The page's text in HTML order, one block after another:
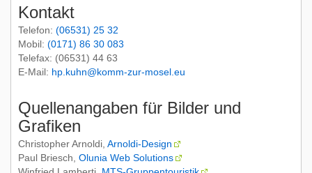
Termine und Treffpunkt
Römertouren
Weinbergstouren
Kontakt
Telefon: (06531) 25 32
Mobil: (0171) 86 30 083
Telefax: (06531) 44 63
E-Mail: hp.kuhn@komm-zur-mosel.eu
Quellenangaben für Bilder und
Grafiken
Christopher Arnoldi, Arnoldi-Design
Paul Briesch, Olunia Web Solutions